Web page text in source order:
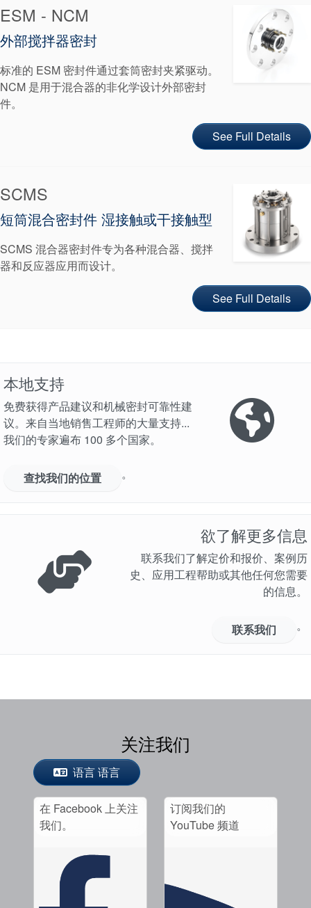
ESM - NCM
外部搅拌器密封
标准的 ESM 密封件通过套筒密封夹紧驱动。
NCM 是用于混合器的非化学设计外部密封
件。
See Full Details
SCMS
短筒混合密封件 湿接触或干接触型
SCMS 混合器密封件专为各种混合器、搅拌
器和反应器应用而设计。
See Full Details
本地支持
免费获得产品建议和机械密封可靠性建
议。来自当地销售工程师的大量支持...
我们的专家遍布 100 多个国家。
查找我们的位置 。
欲了解更多信息
联系我们了解定价和报价、案例历
史、应用工程帮助或其他任何您需要
的信息。
联系我们 。
关注我们
语言 语言
在 Facebook 上关注
我们。
订阅我们的
YouTube 频道